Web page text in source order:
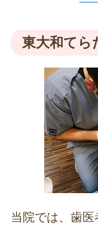
東大和てら
当院では、歯